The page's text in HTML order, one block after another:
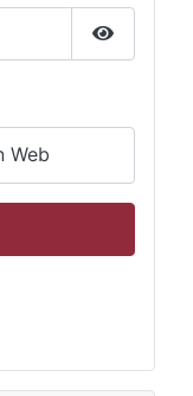
Afficher
Web